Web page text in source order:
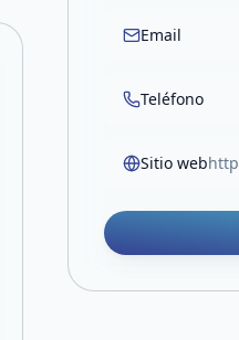
Email
Teléfono
Sitio web